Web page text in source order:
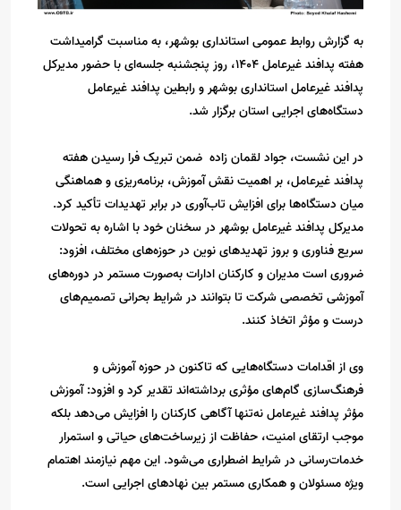
به گزارش روابط عمومی استانداری بوشهر، به مناسبت گرامیداشت
هفته پدافند غیرعامل ۱۴۰۴، روز پنجشنبه جلسه‌ای با حضور مدیرکل
پدافند غیرعامل استانداری بوشهر و رابطین پدافند غیرعامل
دستگاه‌های اجرایی استان برگزار شد.
در این نشست، جواد لقمان زاده ضمن تبریک فرا رسیدن هفته
پدافند غیرعامل، بر اهمیت نقش آموزش، برنامه‌ریزی و هماهنگی
میان دستگاه‌ها برای افزایش تاب‌آوری در برابر تهدیدات تأکید کرد.
مدیرکل پدافند غیرعامل بوشهر در سخنان خود با اشاره به تحولات
سریع فناوری و بروز تهدیدهای نوین در حوزه‌های مختلف، افزود:
ضروری است مدیران و کارکنان ادارات به‌صورت مستمر در دوره‌های
آموزشی تخصصی شرکت تا بتوانند در شرایط بحرانی تصمیم‌های
درست و مؤثر اتخاذ کنند.
وی از اقدامات دستگاه‌هایی که تاکنون در حوزه آموزش و
فرهنگ‌سازی گام‌های مؤثری برداشته‌اند تقدیر کرد و افزود: آموزش
مؤثر پدافند غیرعامل نه‌تنها آگاهی کارکنان را افزایش می‌دهد بلکه
موجب ارتقای امنیت، حفاظت از زیرساخت‌های حیاتی و استمرار
خدمات‌رسانی در شرایط اضطراری می‌شود. این مهم نیازمند اهتمام
ویژه مسئولان و همکاری مستمر بین نهادهای اجرایی است.